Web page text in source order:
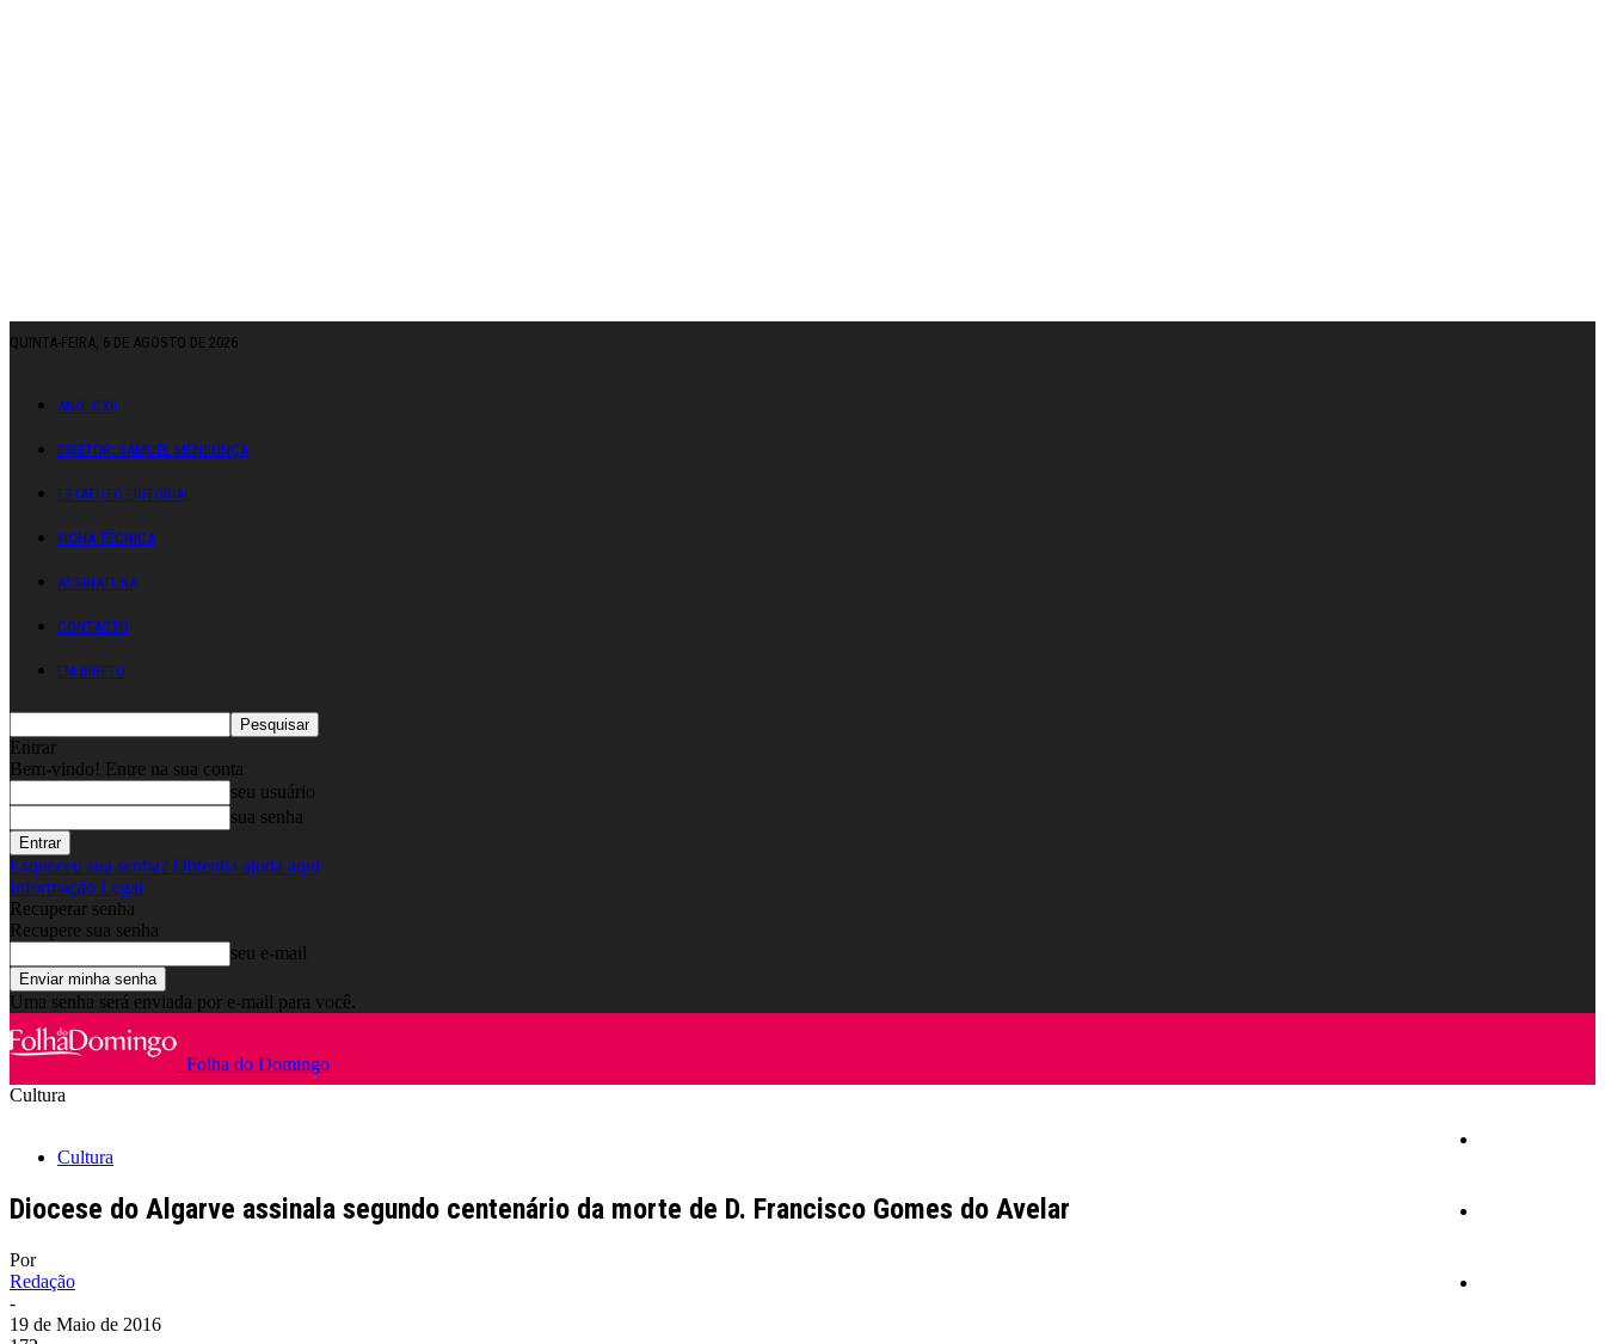
QUINTA-FEIRA, 6 DE AGOSTO DE 2026
ANO: CXII
DIRETOR: SAMUEL MENDONÇA
ESTATUTO EDITORIAL
FICHA TÉCNICA
ASSINATURA
CONTACTO
EM DIRETO
Entrar
Bem-vindo! Entre na sua conta
seu usuário
sua senha
Esqueceu sua senha? Obtenha ajuda aqui
Informação Legal
Recuperar senha
Recupere sua senha
seu e-mail
Uma senha será enviada por e-mail para você.
Folha do Domingo
Cultura
Cultura
Diocese do Algarve assinala segundo centenário da morte de D. Francisco Gomes do Avelar
Por
Redação
-
19 de Maio de 2016